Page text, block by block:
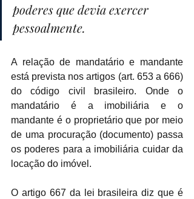
poderes que devia exercer
pessoalmente.
A relação de mandatário e mandante
está prevista nos artigos (art. 653 a 666)
do código civil brasileiro. Onde o
mandatário é a imobiliária e o
mandante é o proprietário que por meio
de uma procuração (documento) passa
os poderes para a imobiliária cuidar da
locação do imóvel.
O artigo 667 da lei brasileira diz que é